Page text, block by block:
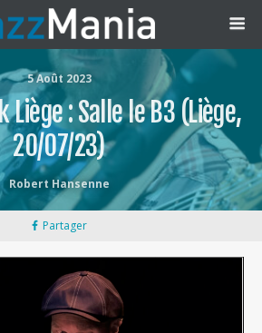
5 Août 2023
Liège : Salle le B3 (Liège,
20/07/23)
Robert Hansenne
Partager